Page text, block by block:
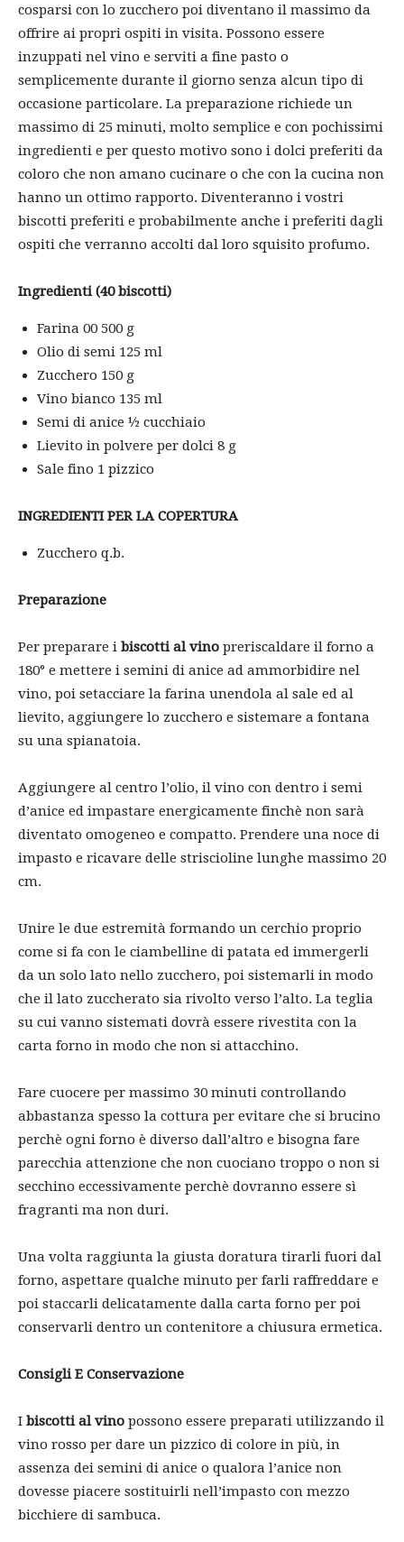
cosparsi con lo zucchero poi diventano il massimo da
offrire ai propri ospiti in visita. Possono essere
inzuppati nel vino e serviti a fine pasto o
semplicemente durante il giorno senza alcun tipo di
occasione particolare. La preparazione richiede un
massimo di 25 minuti, molto semplice e con pochissimi
ingredienti e per questo motivo sono i dolci preferiti da
coloro che non amano cucinare o che con la cucina non
hanno un ottimo rapporto. Diventeranno i vostri
biscotti preferiti e probabilmente anche i preferiti dagli
ospiti che verranno accolti dal loro squisito profumo.
Ingredienti (40 biscotti)
Farina 00 500 g
Olio di semi 125 ml
Zucchero 150 g
Vino bianco 135 ml
Semi di anice ½ cucchiaio
Lievito in polvere per dolci 8 g
Sale fino 1 pizzico
INGREDIENTI PER LA COPERTURA
Zucchero q.b.
Preparazione
Per preparare i biscotti al vino preriscaldare il forno a
180° e mettere i semini di anice ad ammorbidire nel
vino, poi setacciare la farina unendola al sale ed al
lievito, aggiungere lo zucchero e sistemare a fontana
su una spianatoia.
Aggiungere al centro l’olio, il vino con dentro i semi
d’anice ed impastare energicamente finchè non sarà
diventato omogeneo e compatto. Prendere una noce di
impasto e ricavare delle striscioline lunghe massimo 20
cm.
Unire le due estremità formando un cerchio proprio
come si fa con le ciambelline di patata ed immergerli
da un solo lato nello zucchero, poi sistemarli in modo
che il lato zuccherato sia rivolto verso l’alto. La teglia
su cui vanno sistemati dovrà essere rivestita con la
carta forno in modo che non si attacchino.
Fare cuocere per massimo 30 minuti controllando
abbastanza spesso la cottura per evitare che si brucino
perchè ogni forno è diverso dall’altro e bisogna fare
parecchia attenzione che non cuociano troppo o non si
secchino eccessivamente perchè dovranno essere sì
fragranti ma non duri.
Una volta raggiunta la giusta doratura tirarli fuori dal
forno, aspettare qualche minuto per farli raffreddare e
poi staccarli delicatamente dalla carta forno per poi
conservarli dentro un contenitore a chiusura ermetica.
Consigli E Conservazione
I biscotti al vino possono essere preparati utilizzando il
vino rosso per dare un pizzico di colore in più, in
assenza dei semini di anice o qualora l’anice non
dovesse piacere sostituirli nell’impasto con mezzo
bicchiere di sambuca.